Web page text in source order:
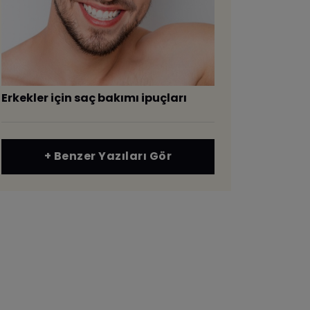
Erkekler için saç bakımı ipuçları
+ Benzer Yazıları Gör